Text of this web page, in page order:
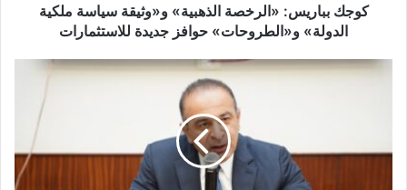
حوافزكوجك بباريس: «الرخصة الذهبية» و«وثيقة سياسة ملكية
الدولة» و«الطروحات» حوافز جديدة للاستثمارات
نائب